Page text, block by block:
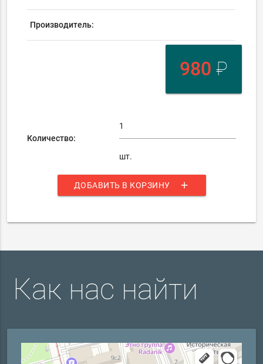
Производитель:
980 ₽
Количество:
шт.
ДОБАВИТЬ В КОРЗИНУ add
Как нас найти